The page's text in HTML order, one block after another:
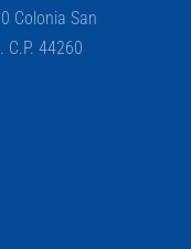
Colonia San
C.P. 44260